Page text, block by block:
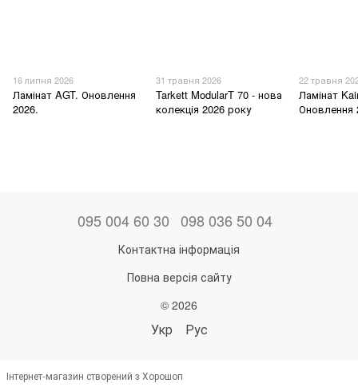
16 липня 2026
Ламінат AGT. Оновлення
2026.
31 травня 2026
Tarkett ModularT 70 - нова
колекція 2026 року
22 травня
Ламінат
Оновлення
095 004 60 30 098 036 50 04
Контактна інформація
Повна версія сайту
© 2026
Укр Рус
Інтернет-магазин створений з Хорошоп